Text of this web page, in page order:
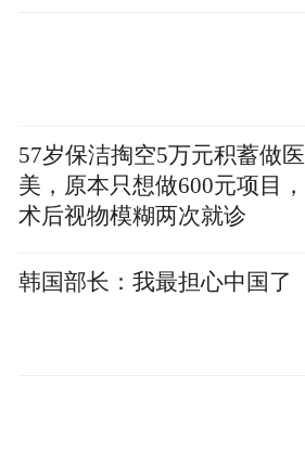
57岁保洁掏空5万元积蓄做医
美，原本只想做600元项目，
术后视物模糊两次就诊
韩国部长：我最担心中国了